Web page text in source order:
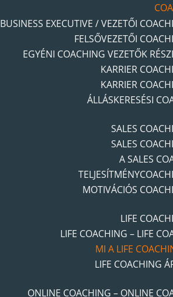
BUSINESS EXECUTIVE / VEZETŐI
FELSŐVEZETŐI
EGYÉNI COACHING VEZETŐK
KARRIER
KARRIER
ÁLLÁSKERESÉSI
SALES
SALES
A SALES
MOTIVÁCIÓS
LIFE
LIFE COACHING – LIFE
MI A LIFE
LIFE COACHING
ONLINE COACHING – ONLINE